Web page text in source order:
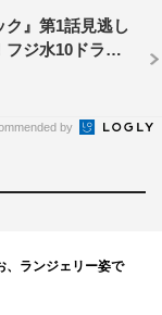
ん自分で考えた
れるとは想像し
これからつくら
する1人の女性
もらいたいで
は嫌だとか結婚
いただくのも一
ク』第1話見逃し
フジ水10ドラマ
by
、ランジェリー姿で